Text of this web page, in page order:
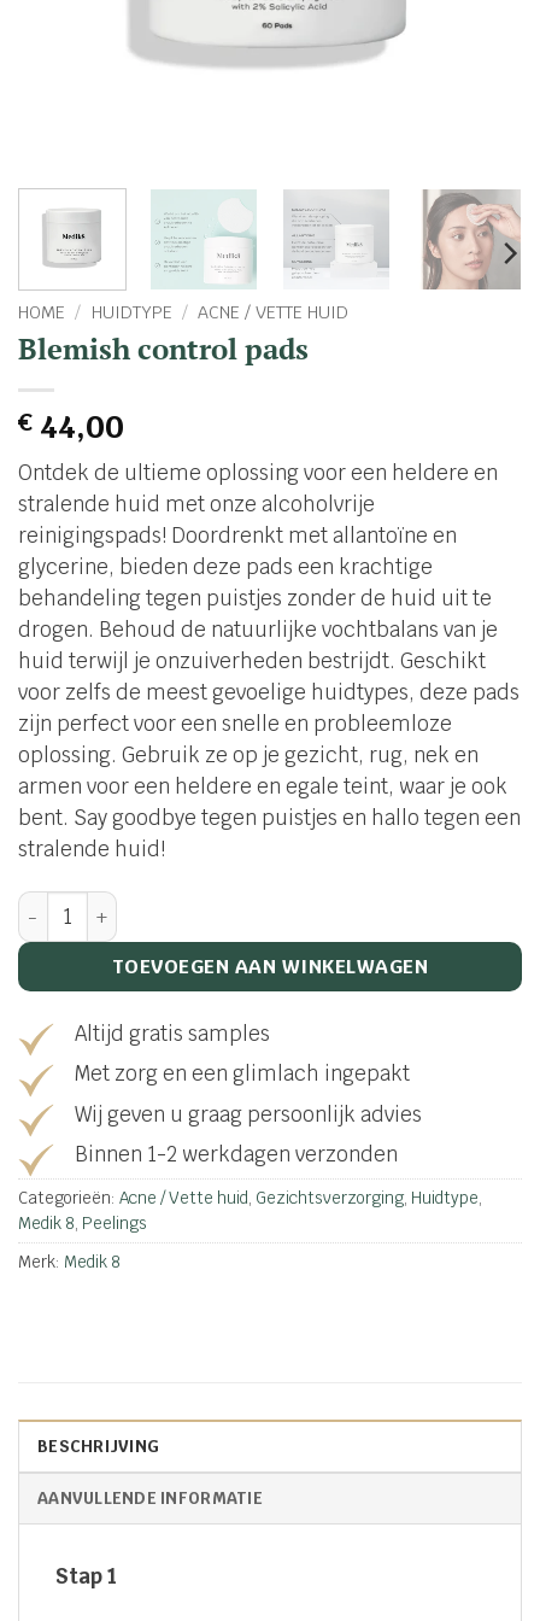
HOME / HUIDTYPE / ACNE / VETTE HUID
Blemish control pads
€44,00
Ontdek de ultieme oplossing voor een heldere en
stralende huid met onze alcoholvrije
reinigingspads! Doordrenkt met allantoïne en
glycerine, bieden deze pads een krachtige
behandeling tegen puistjes zonder de huid uit te
drogen. Behoud de natuurlijke vochtbalans van je
huid terwijl je onzuiverheden bestrijdt. Geschikt
voor zelfs de meest gevoelige huidtypes, deze pads
zijn perfect voor een snelle en probleemloze
oplossing. Gebruik ze op je gezicht, rug, nek en
armen voor een heldere en egale teint, waar je ook
bent. Say goodbye tegen puistjes en hallo tegen een
stralende huid!
Blemish control pads aantal
TOEVOEGEN AAN WINKELWAGEN
Altijd gratis samples
Met zorg en een glimlach ingepakt
Wij geven u graag persoonlijk advies
Binnen 1-2 werkdagen verzonden
Categorieën: Acne / Vette huid, Gezichtsverzorging, Huidtype,
Medik 8, Peelings
Merk: Medik 8
BESCHRIJVING
AANVULLENDE INFORMATIE
Stap 1